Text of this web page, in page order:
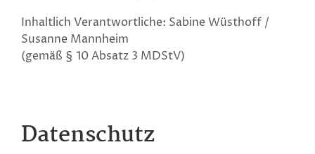
Inhaltlich Verantwortliche: Sabine Wüsthoff /
Susanne Mannheim
(gemäß § 10 Absatz 3 MDStV)
Datenschutz